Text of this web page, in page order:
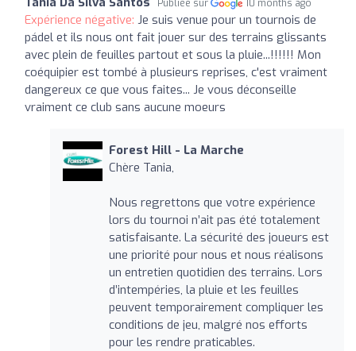
Publiée sur 10 months ago
Expérience négative: Je suis venue pour un tournois de
pádel et ils nous ont fait jouer sur des terrains glissants
avec plein de feuilles partout et sous la pluie...!!!!!! Mon
coéquipier est tombé à plusieurs reprises, c'est vraiment
dangereux ce que vous faites... Je vous déconseille
vraiment ce club sans aucune moeurs
Forest Hill - La Marche
Chère Tania,
Nous regrettons que votre expérience
lors du tournoi n’ait pas été totalement
satisfaisante. La sécurité des joueurs est
une priorité pour nous et nous réalisons
un entretien quotidien des terrains. Lors
d’intempéries, la pluie et les feuilles
peuvent temporairement compliquer les
conditions de jeu, malgré nos efforts
pour les rendre praticables.